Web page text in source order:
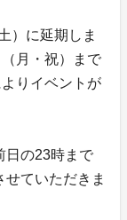
）に延期しま
月・祝）まで
りイベントが
日の23時まで
ていただきま